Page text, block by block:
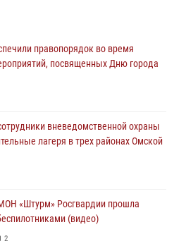
уникального передвижного
в крестном ходе в День крещения
пресечены нарушения
в Омске (видео)
на концерте группы IOWA в
правопорядок во время
посвященных Дню города
вневедомственной охраны
лагеря в трех районах Омской
«Штурм» Росгвардии прошла
(видео)
2